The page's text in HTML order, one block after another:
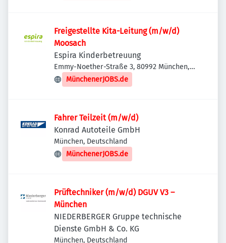
Freigestellte Kita-Leitung (m/w/d)
Moosach
Espira Kinderbetreuung
Emmy-Noether-Straße 3, 80992 München,
Deutschland
MünchenerJOBS.de
Fahrer Teilzeit (m/w/d)
Konrad Autoteile GmbH
München, Deutschland
MünchenerJOBS.de
Prüftechniker (m/w/d) DGUV V3 –
München
NIEDERBERGER Gruppe technische
Dienste GmbH & Co. KG
München, Deutschland